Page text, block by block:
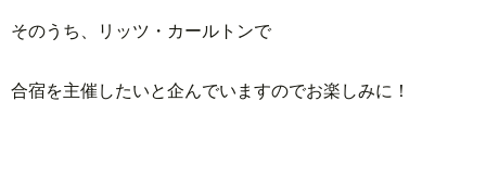
そのうち、リッツ・カールトンで
合宿を主催したいと企んでいますのでお楽しみに！